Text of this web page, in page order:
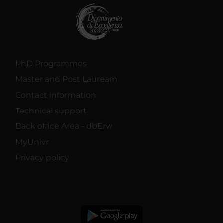
PhD Programmes
Master and Post Lauream
Contact information
Technical support
Back office Area - dbErw
MyUnivr
Privacy policy